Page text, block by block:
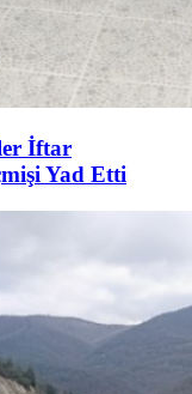
İftar
Yad Etti